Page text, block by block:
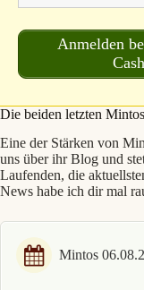
Anmelden
Die beiden letzten
Eine der Stärken von
uns über ihr Blog und
Laufenden, die
News habe ich dir mal
Mintos